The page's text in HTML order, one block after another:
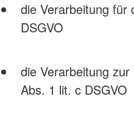
die Verarbeitung für
DSGVO
die Verarbeitung
Abs. 1 lit. c DSGVO